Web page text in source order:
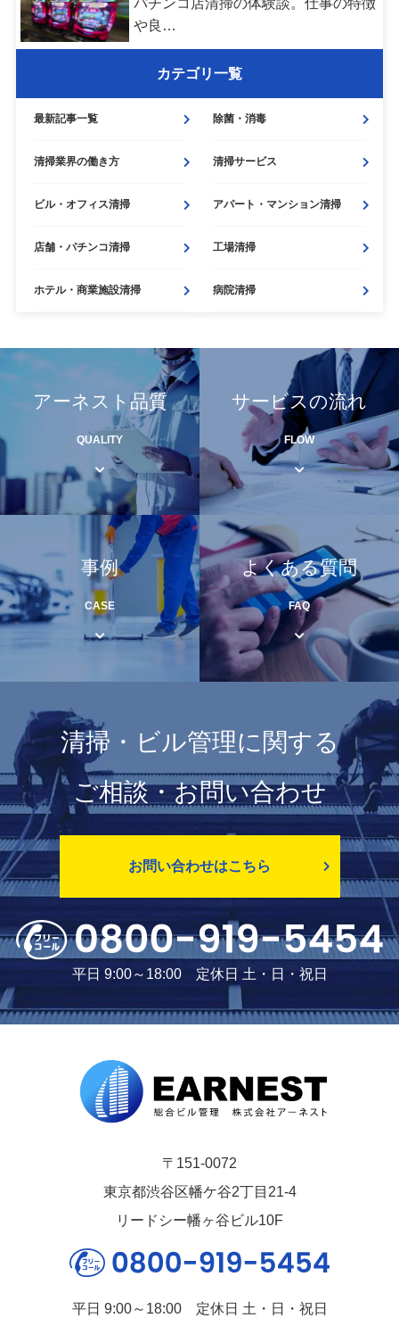
パチンコ店清掃の体験談。仕事の特徴
や良…
カテゴリ一覧
最新記事一覧 除菌・ 消毒
清掃業界の働き方 清掃サービス
ビル・ オフィス清掃 アパート・ マンション清掃
店舗・ パチンコ清掃 工場清掃
ホテル・ 商業施設清掃 病院清掃
アーネスト品質
QUALITY
サービスの流れ
FLOW
事例
CASE
よくある質問
FAQ
清掃・ビル管理に関する
ご相談・お問い合わせ
お問い合わせはこちら
平日 9:00～18:00 定休日 土・日・祝日
〒151-0072
東京都渋谷区幡ケ谷2丁目21-4
リードシー幡ヶ谷ビル10F
平日 9:00～18:00 定休日 土・日・祝日